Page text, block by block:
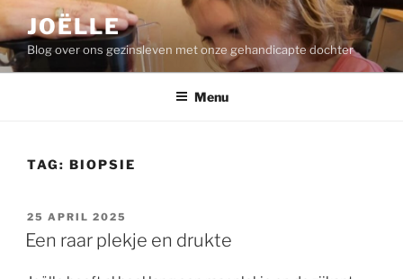
naar
de
inhoud
JOËLLE
Blog over ons gezinsleven met onze gehandicapte dochter
Menu
TAG: BIOPSIE
GEPLAATST
OP
25 APRIL 2025
Een raar plekje en drukte